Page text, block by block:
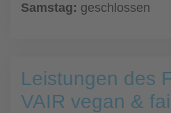
Samstag: geschlossen
Leistungen des
VAIR vegan &